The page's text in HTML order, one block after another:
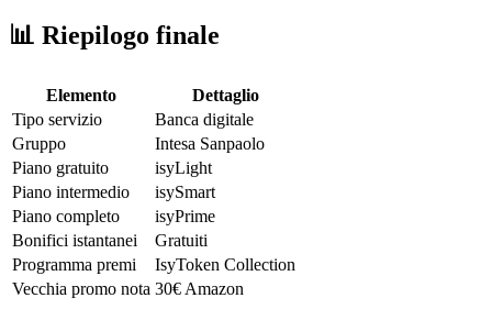
📊 Riepilogo finale
Elemento
Dettaglio
Tipo servizio
Banca digitale
Gruppo
Intesa Sanpaolo
Piano gratuito
isyLight
Piano intermedio
isySmart
Piano completo
isyPrime
Bonifici istantanei
Gratuiti
Programma premi
IsyToken Collection
Vecchia promo nota 30€ Amazon